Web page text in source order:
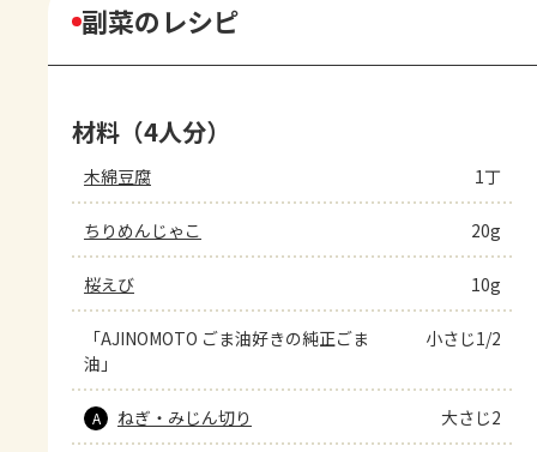
副菜のレシピ
材料（4人分）
木綿豆腐 1丁
ちりめんじゃこ 20g
桜えび 10g
「AJINOMOTO ごま油好きの純正ごま
油」
小さじ1/2
A ねぎ・みじん切り 大さじ2